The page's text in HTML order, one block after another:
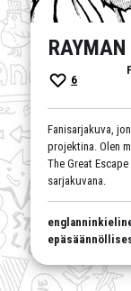
RAYMAN
6
Fanisarjakuva,
projektina. Olen
The Great
sarjakuvana.